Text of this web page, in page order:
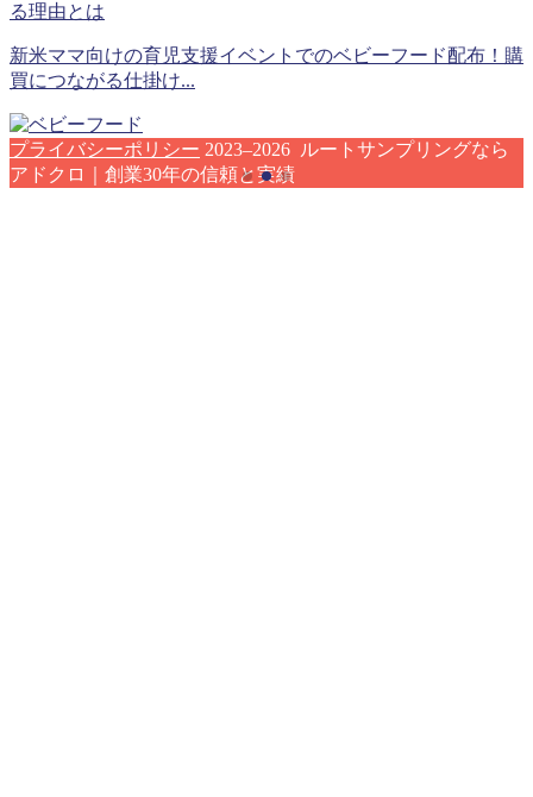
る理由とは
新米ママ向けの育児支援イベントでのベビーフード配布！購
買につながる仕掛け...
プライバシーポリシー 2023–2026 ルートサンプリングなら
アドクロ｜創業30年の信頼と実績